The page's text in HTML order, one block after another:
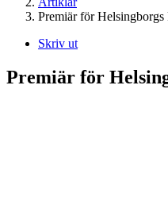
Premiär för
Skriv ut
Premiär för